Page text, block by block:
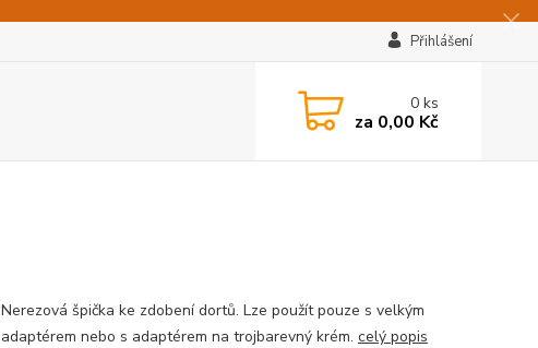
Přihlášení
0ks
za 0,00 Kč
Nerezová špička ke zdobení dortů. Lze použít pouze s velkým
adaptérem nebo s adaptérem na trojbarevný krém. celý popis